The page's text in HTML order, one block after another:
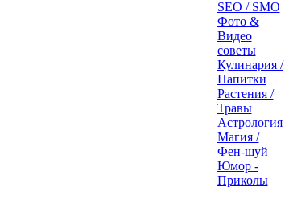
SEO / SMO
Фото &
Видео
советы
Кулинария /
Напитки
Растения /
Травы
Астрология
Магия /
Фен-шуй
Юмор -
Приколы